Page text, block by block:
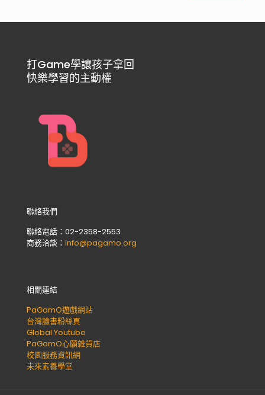
打Game學讓孩子拿回
快樂學習的主動權
聯絡我們
聯絡電話：02-2358-2553
商務洽談： info@pagamo.org
相關連結
PaGamO遊戲網站
台灣臉書粉絲頁
Global Youtube
PaGamO心願雜貨店
校園服務資訊網
未來素養學堂